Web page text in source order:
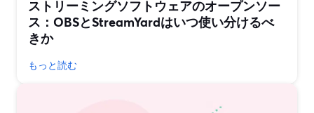
ストリーミングソフトウェアのオープンソー
ス：OBSとStreamYardはいつ使い分けるべ
きか
もっと読む